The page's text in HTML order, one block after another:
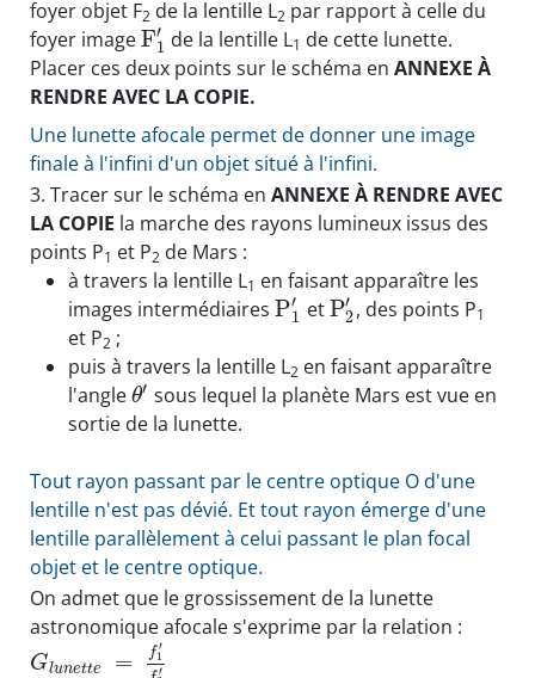
foyer objet F2 de la lentille L2 par rapport à celle du
foyer imageF′
1 de la lentille L1 de cette lunette.
Placer ces deux points sur le schéma en ANNEXE À
RENDRE AVEC LA COPIE.
Une lunette afocale permet de donner une image
finale à l'infini d'un objet situé à l'infini.
3. Tracer sur le schéma en ANNEXE À RENDRE AVEC
LA COPIE la marche des rayons lumineux issus des
points P1 et P2 de Mars :
à travers la lentille L1 en faisant apparaître les
images intermédiaires P′
1 etP′
2, des points P1
et P2 ;
puis à travers la lentille L2 en faisant apparaître
l'angle θ′ sous lequel la planète Mars est vue en
sortie de la lunette.
Tout rayon passant par le centre optique O d'une
lentille n'est pas dévié. Et tout rayon émerge d'une
lentille parallèlement à celui passant le plan focal
objet et le centre optique.
On admet que le grossissement de la lunette
astronomique afocale s'exprime par la relation :
Glunette = f′
1
′